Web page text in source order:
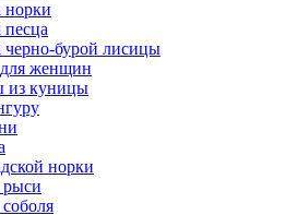
норки
бурой лисицы
женщин
из куницы
норки